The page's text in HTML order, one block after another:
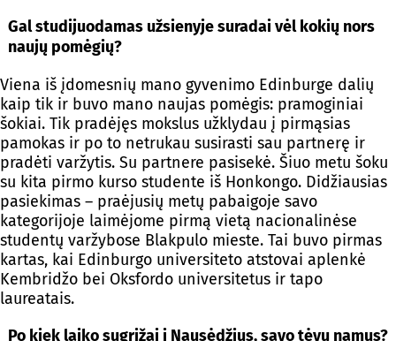
Gal studijuodamas užsienyje suradai vėl kokių nors
naujų pomėgių?
Viena iš įdomesnių mano gyvenimo Edinburge dalių
kaip tik ir buvo mano naujas pomėgis: pramoginiai
šokiai. Tik pradėjęs mokslus užklydau į pirmąsias
pamokas ir po to netrukau susirasti sau partnerę ir
pradėti varžytis. Su partnere pasisekė. Šiuo metu šoku
su kita pirmo kurso studente iš Honkongo. Didžiausias
pasiekimas – praėjusių metų pabaigoje savo
kategorijoje laimėjome pirmą vietą nacionalinėse
studentų varžybose Blakpulo mieste. Tai buvo pirmas
kartas, kai Edinburgo universiteto atstovai aplenkė
Kembridžo bei Oksfordo universitetus ir tapo
laureatais.
Po kiek laiko sugrįžai į Nausėdžius, savo tėvų namus?